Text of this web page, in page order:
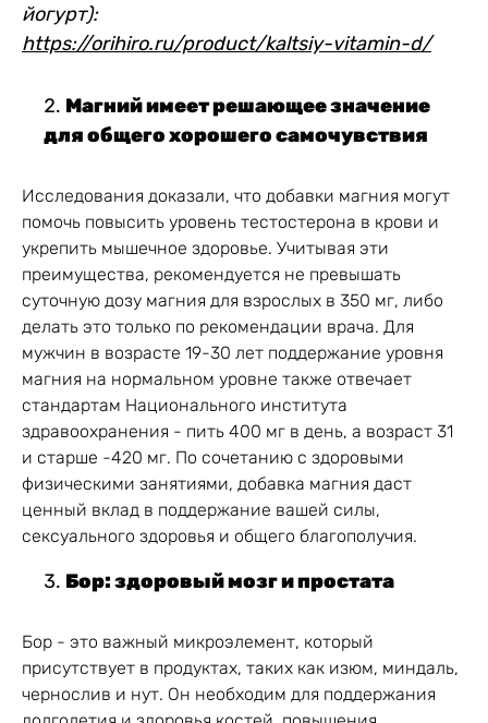
йогурт):
https://orihiro.ru/product/kaltsiy-vitamin-d/
Магний имеет решающее значение
для общего хорошего самочувствия
Исследования доказали, что добавки магния могут
помочь повысить уровень тестостерона в крови и
укрепить мышечное здоровье. Учитывая эти
преимущества, рекомендуется не превышать
суточную дозу магния для взрослых в 350 мг, либо
делать это только по рекомендации врача. Для
мужчин в возрасте 19-30 лет поддержание уровня
магния на нормальном уровне также отвечает
стандартам Национального института
здравоохранения - пить 400 мг в день, а возраст 31
и старше -420 мг. По сочетанию с здоровыми
физическими занятиями, добавка магния даст
ценный вклад в поддержание вашей силы,
сексуального здоровья и общего благополучия.
Бор: здоровый мозг и простата
Бор - это важный микроэлемент, который
присутствует в продуктах, таких как изюм, миндаль,
чернослив и нут. Он необходим для поддержания